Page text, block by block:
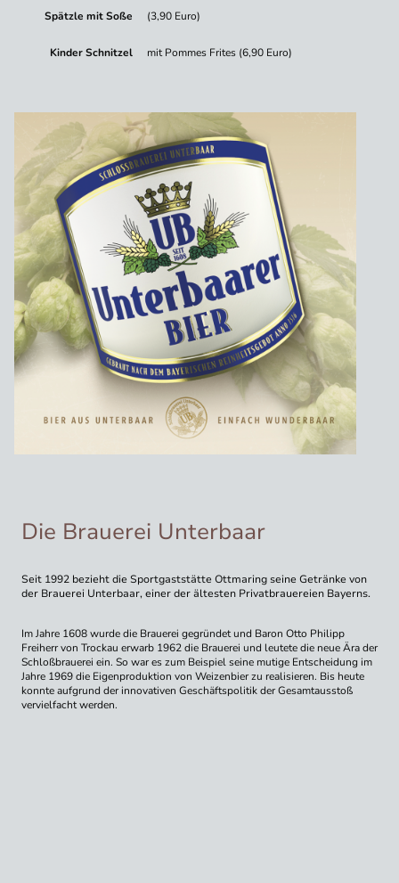
Spätzle mit Soße (3,90 Euro)
Kinder Schnitzel mit Pommes Frites (6,90 Euro)
Die Brauerei Unterbaar
Seit 1992 bezieht die Sportgaststätte Ottmaring seine Getränke von
der Brauerei Unterbaar, einer der ältesten Privatbrauereien Bayerns.
Im Jahre 1608 wurde die Brauerei gegründet und Baron Otto Philipp
Freiherr von Trockau erwarb 1962 die Brauerei und leutete die neue Ära der
Schloßbrauerei ein. So war es zum Beispiel seine mutige Entscheidung im
Jahre 1969 die Eigenproduktion von Weizenbier zu realisieren. Bis heute
konnte aufgrund der innovativen Geschäftspolitik der Gesamtausstoß
vervielfacht werden.